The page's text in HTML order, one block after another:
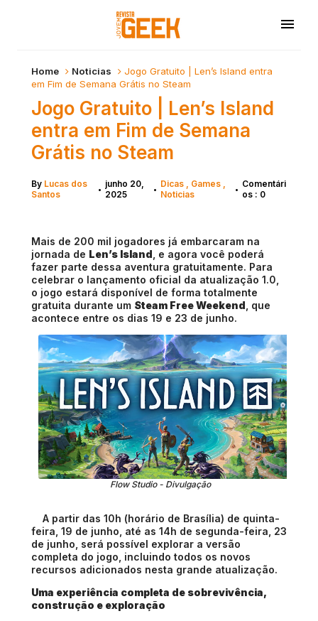
Home Noticias
Jogo Gratuito | Len’s Island entra
em Fim de Semana Grátis no Steam
Jogo Gratuito | Len’s Island
entra em Fim de Semana
Grátis no Steam
By Lucas dos
Santos
• junho 20,
2025
• Dicas
Games
Noticias
• Comentári
os : 0
Mais de 200 mil jogadores já embarcaram na
jornada de Len’s Island , e agora você poderá
fazer parte dessa aventura gratuitamente. Para
celebrar o lançamento oficial da atualização 1.0,
o jogo estará disponível de forma totalmente
gratuita durante um Steam Free Weekend , que
acontece entre os dias 19 e 23 de junho.
Flow Studio - Divulgação
A partir das 10h (horário de Brasília) de quinta-
feira, 19 de junho, até as 14h de segunda-feira, 23
de junho, será possível explorar a versão
completa do jogo, incluindo todos os novos
recursos adicionados nesta grande atualização.
Uma experiência completa de sobrevivência,
construção e exploração